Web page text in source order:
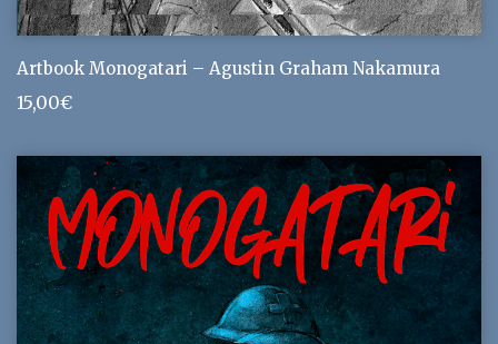
Artbook Monogatari – Agustin Graham Nakamura
15,00€